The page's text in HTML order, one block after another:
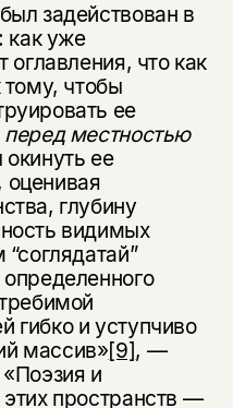
задействован в
как уже
оглавления, что как
тому, чтобы
ее
перед местностью
ее
глубину
видимых
гибко и уступчиво
массив»[9], —
и
пространств —